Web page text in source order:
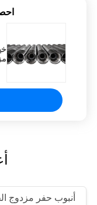
أنبوب حفر مزدوج